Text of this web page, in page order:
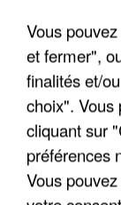
Vous
et fermer",
finalités et/
choix". Vous
cliquant sur
préférences
Vous